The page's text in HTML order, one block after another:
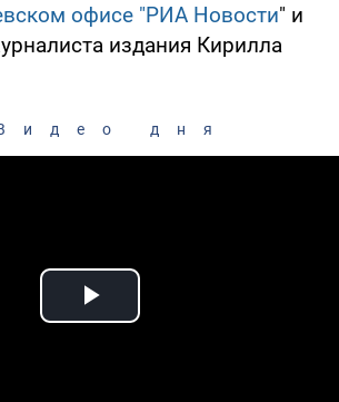
офисе "РИА Новости" и
издания Кирилла
дня
Play Video